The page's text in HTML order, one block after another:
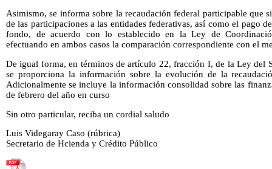
Asimismo, se informa sobre la recaudación federal participable que
de las participaciones a las entidades federativas, así como el pago
fondo, de acuerdo con lo establecido en la Ley de
efectuando en ambos casos la comparación correspondiente con el
De igual forma, en términos de artículo 22, fracción I, de la Ley del
se proporciona la información sobre la evolución de la
Adicionalmente se incluye la información consolidad sobre las
de febrero del año en curso
Sin otro particular, reciba un cordial saludo
Luis Videgaray Caso (rúbrica)
Secretario de Hcienda y Crédito Público